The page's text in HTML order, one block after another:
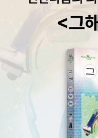
뗀다. 읽기 까다로운 작품
면 어떤 작품인지 모르고
역자의 이름을 쓴 것)’를 내
하면 역자의 말이 미덥지 않
권으로 살펴보는 미스터리
년)《미스터리 가이드북》
본격 미스터리의 흐름을 충
하라고 권한다. 단순히 ‘기